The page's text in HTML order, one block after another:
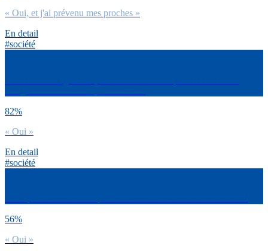
« Oui, et j'ai prévenu mes proches »
En detail
#société
82%
« Oui »
En detail
#société
56%
« Oui »